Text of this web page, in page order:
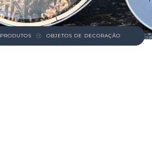
PRODUTOS OBJETOS DE DECORAÇÃO